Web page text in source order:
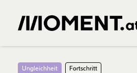
0Treffer
Ungleichheit Fortschritt